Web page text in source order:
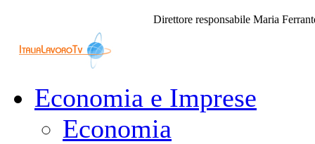
Direttore responsabile Maria
Economia e Imprese
Economia